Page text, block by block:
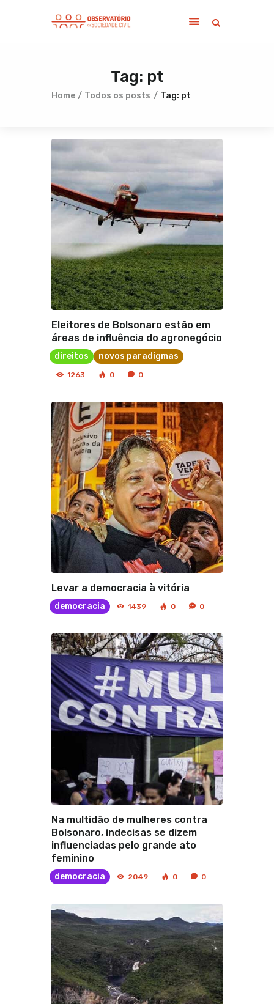
Tag: pt
Home Todos os posts Tag: pt
Sobre
Contato
Eleitores de Bolsonaro estão em
áreas de influência do agronegócio
direitos novos paradigmas
1263 0 0
Levar a democracia à vitória
democracia 1439 0 0
Na multidão de mulheres contra
Bolsonaro, indecisas se dizem
influenciadas pelo grande ato
feminino
democracia 2049 0 0